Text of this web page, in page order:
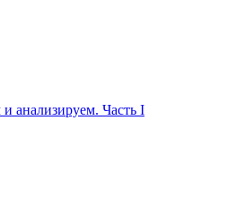
анализируем. Часть I